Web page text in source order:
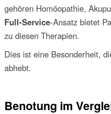
gehören Homöopathie,
Full-Service-Ansatz bietet
zu diesen Therapien.
Dies ist eine Besonderheit,
abhebt.
Benotung im